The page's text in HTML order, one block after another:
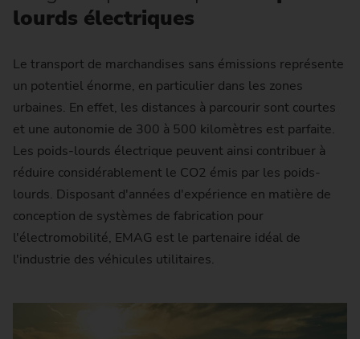
lourds électriques
Le transport de marchandises sans émissions représente
un potentiel énorme, en particulier dans les zones
urbaines. En effet, les distances à parcourir sont courtes
et une autonomie de 300 à 500 kilomètres est parfaite.
Les poids-lourds électrique peuvent ainsi contribuer à
réduire considérablement le CO2 émis par les poids-
lourds. Disposant d'années d'expérience en matière de
conception de systèmes de fabrication pour
l'électromobilité, EMAG est le partenaire idéal de
l'industrie des véhicules utilitaires.